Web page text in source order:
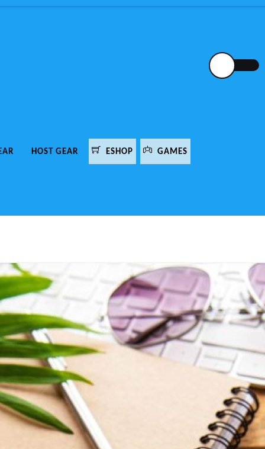
HOST GEAR ESHOP GAMES